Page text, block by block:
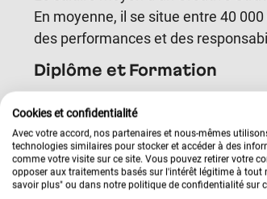
En moyenne, il se situe entre 40
des performances et des
Diplôme et Formation
La formation à distance Bachelor
Creative Strategist. Elle offre une
en stratégie digitale. Cette
dans ce domaine en constante
d’un diplôme reconnu est impératif
Cookies et confidentialité
Avec votre accord, nos partenaires et nous-mêmes
technologies similaires pour stocker et accéder à des
comme votre visite sur ce site. Vous pouvez retirer votre
opposer aux traitements basés sur l'intérêt légitime à tout
savoir plus" ou dans notre politique de confidentialité sur